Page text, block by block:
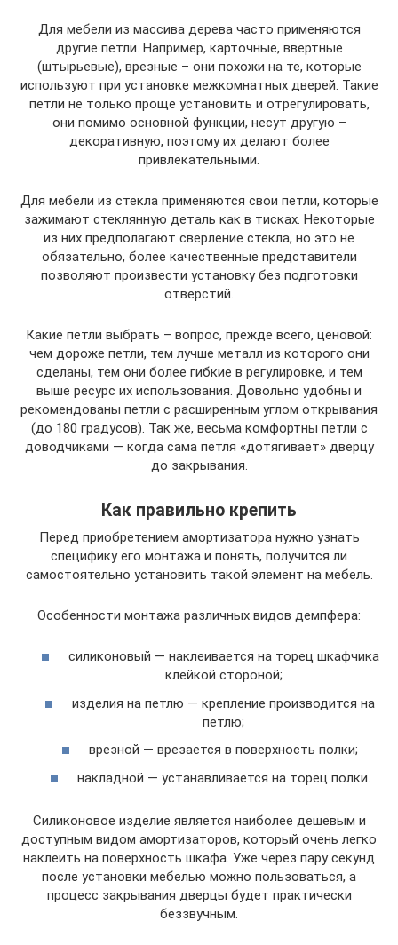
Для мебели из массива дерева часто применяются
другие петли. Например, карточные, ввертные
(штырьевые), врезные – они похожи на те, которые
используют при установке межкомнатных дверей. Такие
петли не только проще установить и отрегулировать,
они помимо основной функции, несут другую –
декоративную, поэтому их делают более
привлекательными.
Для мебели из стекла применяются свои петли, которые
зажимают стеклянную деталь как в тисках. Некоторые
из них предполагают сверление стекла, но это не
обязательно, более качественные представители
позволяют произвести установку без подготовки
отверстий.
Какие петли выбрать – вопрос, прежде всего, ценовой:
чем дороже петли, тем лучше металл из которого они
сделаны, тем они более гибкие в регулировке, и тем
выше ресурс их использования. Довольно удобны и
рекомендованы петли с расширенным углом открывания
(до 180 градусов). Так же, весьма комфортны петли с
доводчиками — когда сама петля «дотягивает» дверцу
до закрывания.
Как правильно крепить
Перед приобретением амортизатора нужно узнать
специфику его монтажа и понять, получится ли
самостоятельно установить такой элемент на мебель.
Особенности монтажа различных видов демпфера:
силиконовый — наклеивается на торец шкафчика
клейкой стороной;
изделия на петлю — крепление производится на
петлю;
врезной — врезается в поверхность полки;
накладной — устанавливается на торец полки.
Силиконовое изделие является наиболее дешевым и
доступным видом амортизаторов, который очень легко
наклеить на поверхность шкафа. Уже через пару секунд
после установки мебелью можно пользоваться, а
процесс закрывания дверцы будет практически
беззвучным.